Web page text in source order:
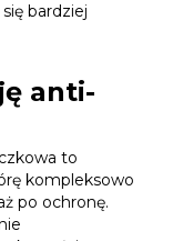
bardziej
anti-
to
kompleksowo
po ochronę.